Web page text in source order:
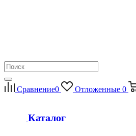
Сравнение0 Отложенные 0
Каталог